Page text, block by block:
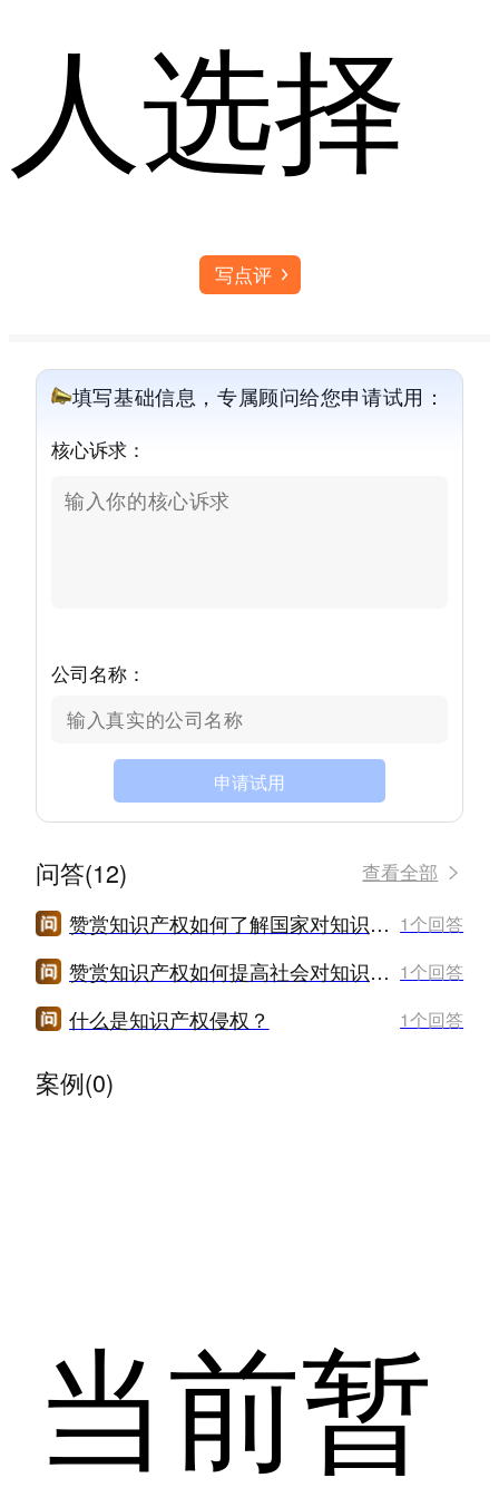
人选择
写点评
填写基础信息，专属顾问给您申请试用：
核心诉求：
公司名称：
申请试用
问答(12) 查看全部
赞赏知识产权如何了解国家对知识产权的保护政策？ 1个回答
赞赏知识产权如何提高社会对知识产权的爱护意识？ 1个回答
什么是知识产权侵权？ 1个回答
案例(0)
当前暂